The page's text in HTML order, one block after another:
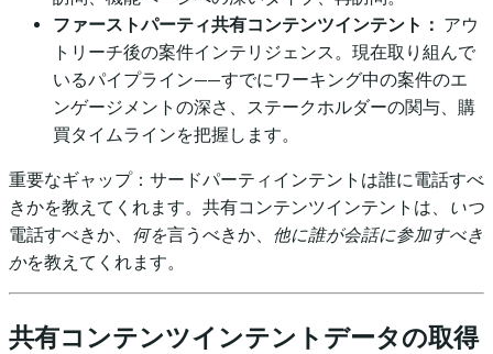
ファーストパーティ共有コンテンツインテント： アウ
トリーチ後の案件インテリジェンス。現在取り組んで
いるパイプライン——すでにワーキング中の案件のエ
ンゲージメントの深さ、ステークホルダーの関与、購
買タイムラインを把握します。
重要なギャップ：サードパーティインテントは誰に電話すべ
きかを教えてくれます。共有コンテンツインテントは、
いつ
電話すべきか、 何を言うべきか、 他に誰が会話に参加すべき
かを教えてくれます。
共有コンテンツインテントデータの取得